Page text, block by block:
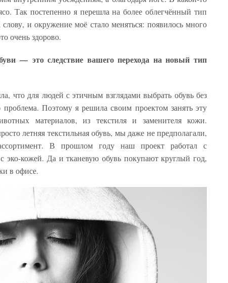
Так постепенно я перешла на более облегчённый тип
и окружение моё стало меняться: появилось много
очень здорово.
— это следствие вашего перехода на новый тип
что для людей с этичным взглядами выбрать обувь без
Поэтому я решила своим проектом занять эту
материалов, из текстиля и заменителя кожи.
летняя текстильная обувь, мы даже не предполагали,
В прошлом году наш проект работал с
эко-кожей. Да и тканевую обувь покупают круглый год,
в офисе.